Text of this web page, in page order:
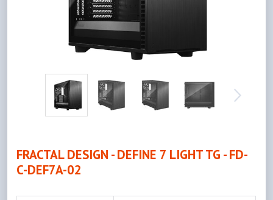
FRACTAL DESIGN - DEFINE 7 LIGHT TG - FD-
C-DEF7A-02